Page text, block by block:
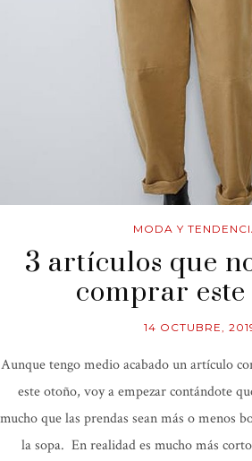
MODA Y
3 artículos que
comprar este
14 OCTUBRE,
Aunque tengo medio acabado un artículo
este otoño, voy a empezar contándote
mucho que las prendas sean más o menos
la sopa. En realidad es mucho más